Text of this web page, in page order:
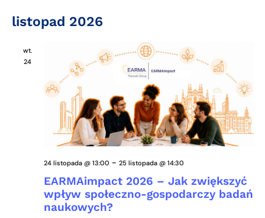
listopad 2026
wt.
24
EARMAimpact 2026 – Jak zwiększyć
wpływ społeczno-gospodarczy badań
naukowych?
24 listopada @ 13:00 - 25 listopada @ 14:30